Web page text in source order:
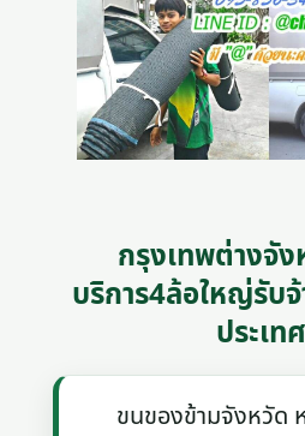
กรุงเทพต่างจัง
บริการ4ล้อใหญ่รับ
ประเทศ
ขนของข้ามจังหวัด ห